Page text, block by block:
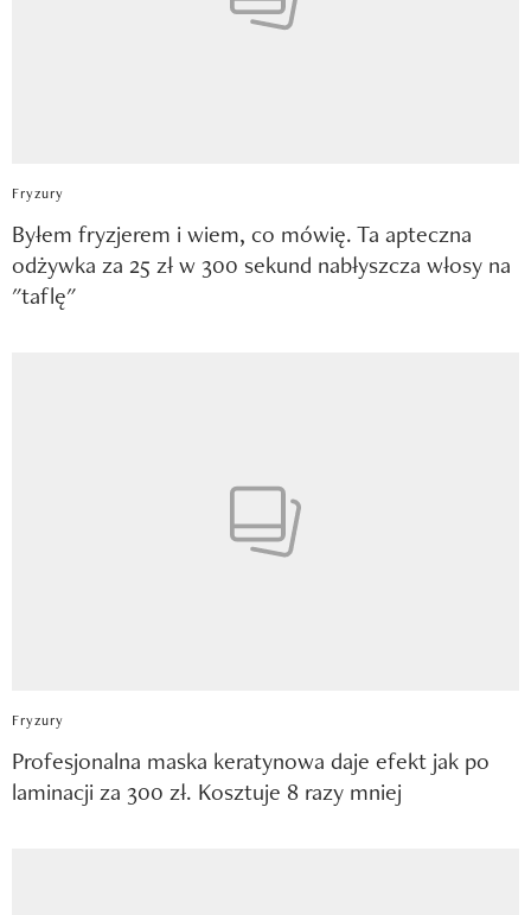
Fryzury
Byłem fryzjerem i wiem, co mówię. Ta apteczna
odżywka za 25 zł w 300 sekund nabłyszcza włosy na
"taflę"
Fryzury
Profesjonalna maska keratynowa daje efekt jak po
laminacji za 300 zł. Kosztuje 8 razy mniej